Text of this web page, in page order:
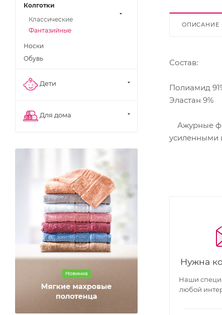
ОПИСАНИЕ
Состав:
Полиамид
Эластан 9%
Ажурные
усиленными
Нужна
Наши
любой
Колготки
Классические
Фантазийные
Носки
Обувь
Дети
Для дома